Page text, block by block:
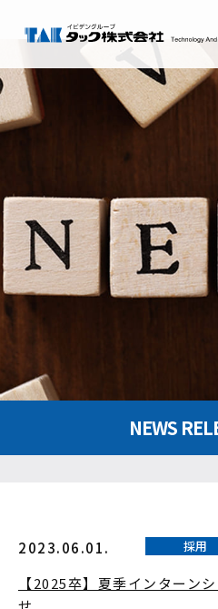
タックSecurePlatform
ABOUT TAK
わたしたちの想い
経営理念
沿革
CSRとSDGs
イビデンウェイ
グループ会社
お役立ち情報
NEWS
2023.06.01. 採用
【2025卒】夏季インターン
せ